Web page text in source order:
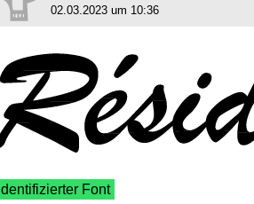
02.03.2023 um 10:36
Identifizierter Font